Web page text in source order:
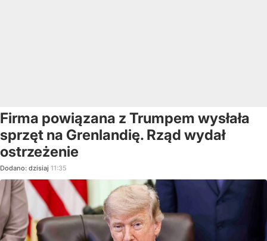
Firma powiązana z Trumpem wysłała
sprzęt na Grenlandię. Rząd wydał
ostrzeżenie
Dodano: dzisiaj 11:35